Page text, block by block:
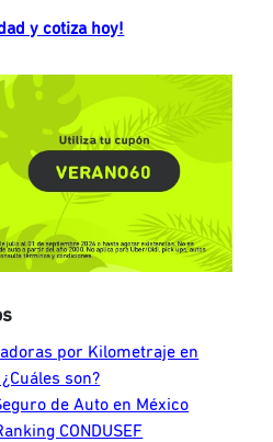
y cotiza hoy!
por Kilometraje en
son?
de Auto en México
CONDUSEF